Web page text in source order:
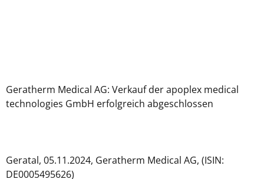
Geratherm Medical AG: Verkauf der apoplex medical
technologies GmbH erfolgreich abgeschlossen
Geratal, 05.11.2024, Geratherm Medical AG, (ISIN:
DE0005495626)